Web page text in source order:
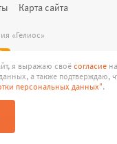
«Гелиос»
Карта сайта
skgelios.ru, вы
cookies вашего браузера.
я выражаю своё согласие
а также подтверждаю,
персональных данных".